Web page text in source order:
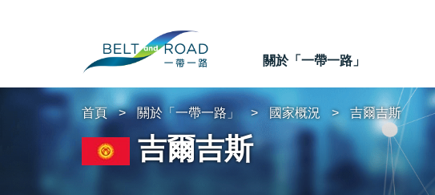
關於「一帶一路」
首頁 關於「一帶一路」 國家概況 吉爾吉斯
吉爾吉斯